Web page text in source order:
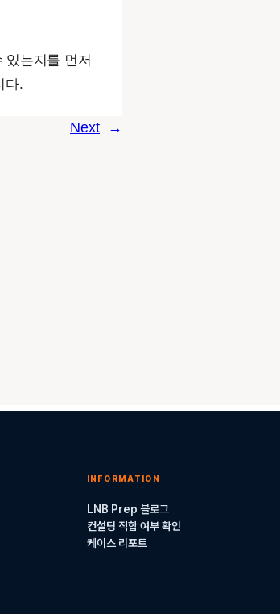
있는지를 먼저
다.
Next →
INFORMATION
LNB Prep 블로그
컨설팅 적합 여부 확인
케이스 리포트